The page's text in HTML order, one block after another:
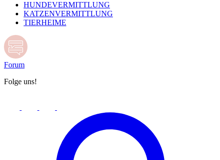
HUNDEVERMITTLUNG
KATZENVERMITTLUNG
TIERHEIME
Forum
Folge uns!